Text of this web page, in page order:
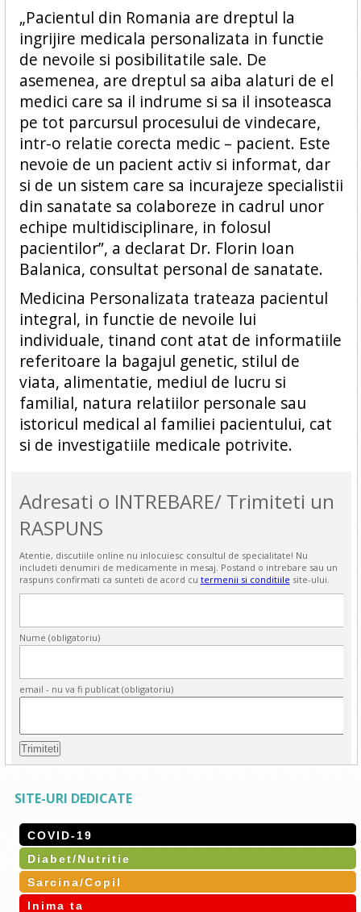
„Pacientul din Romania are dreptul la
ingrijire medicala personalizata in functie
de nevoile si posibilitatile sale. De
asemenea, are dreptul sa aiba alaturi de el
medici care sa il indrume si sa il insoteasca
pe tot parcursul procesului de vindecare,
intr-o relatie corecta medic – pacient. Este
nevoie de un pacient activ si informat, dar
si de un sistem care sa incurajeze specialistii
din sanatate sa colaboreze in cadrul unor
echipe multidisciplinare, in folosul
pacientilor”, a declarat Dr. Florin Ioan
Balanica, consultat personal de sanatate.
Medicina Personalizata trateaza pacientul
integral, in functie de nevoile lui
individuale, tinand cont atat de informatiile
referitoare la bagajul genetic, stilul de
viata, alimentatie, mediul de lucru si
familial, natura relatiilor personale sau
istoricul medical al familiei pacientului, cat
si de investigatiile medicale potrivite.
Adresati o INTREBARE/ Trimiteti un
RASPUNS
Atentie, discutiile online nu inlocuiesc consultul de specialitate! Nu
includeti denumiri de medicamente in mesaj. Postand o intrebare sau un
raspuns confirmati ca sunteti de acord cu termenii si conditiile site-ului.
Nume (obligatoriu)
email - nu va fi publicat (obligatoriu)
SITE-URI DEDICATE
COVID-19
Diabet/Nutritie
Sarcina/Copil
Inima ta